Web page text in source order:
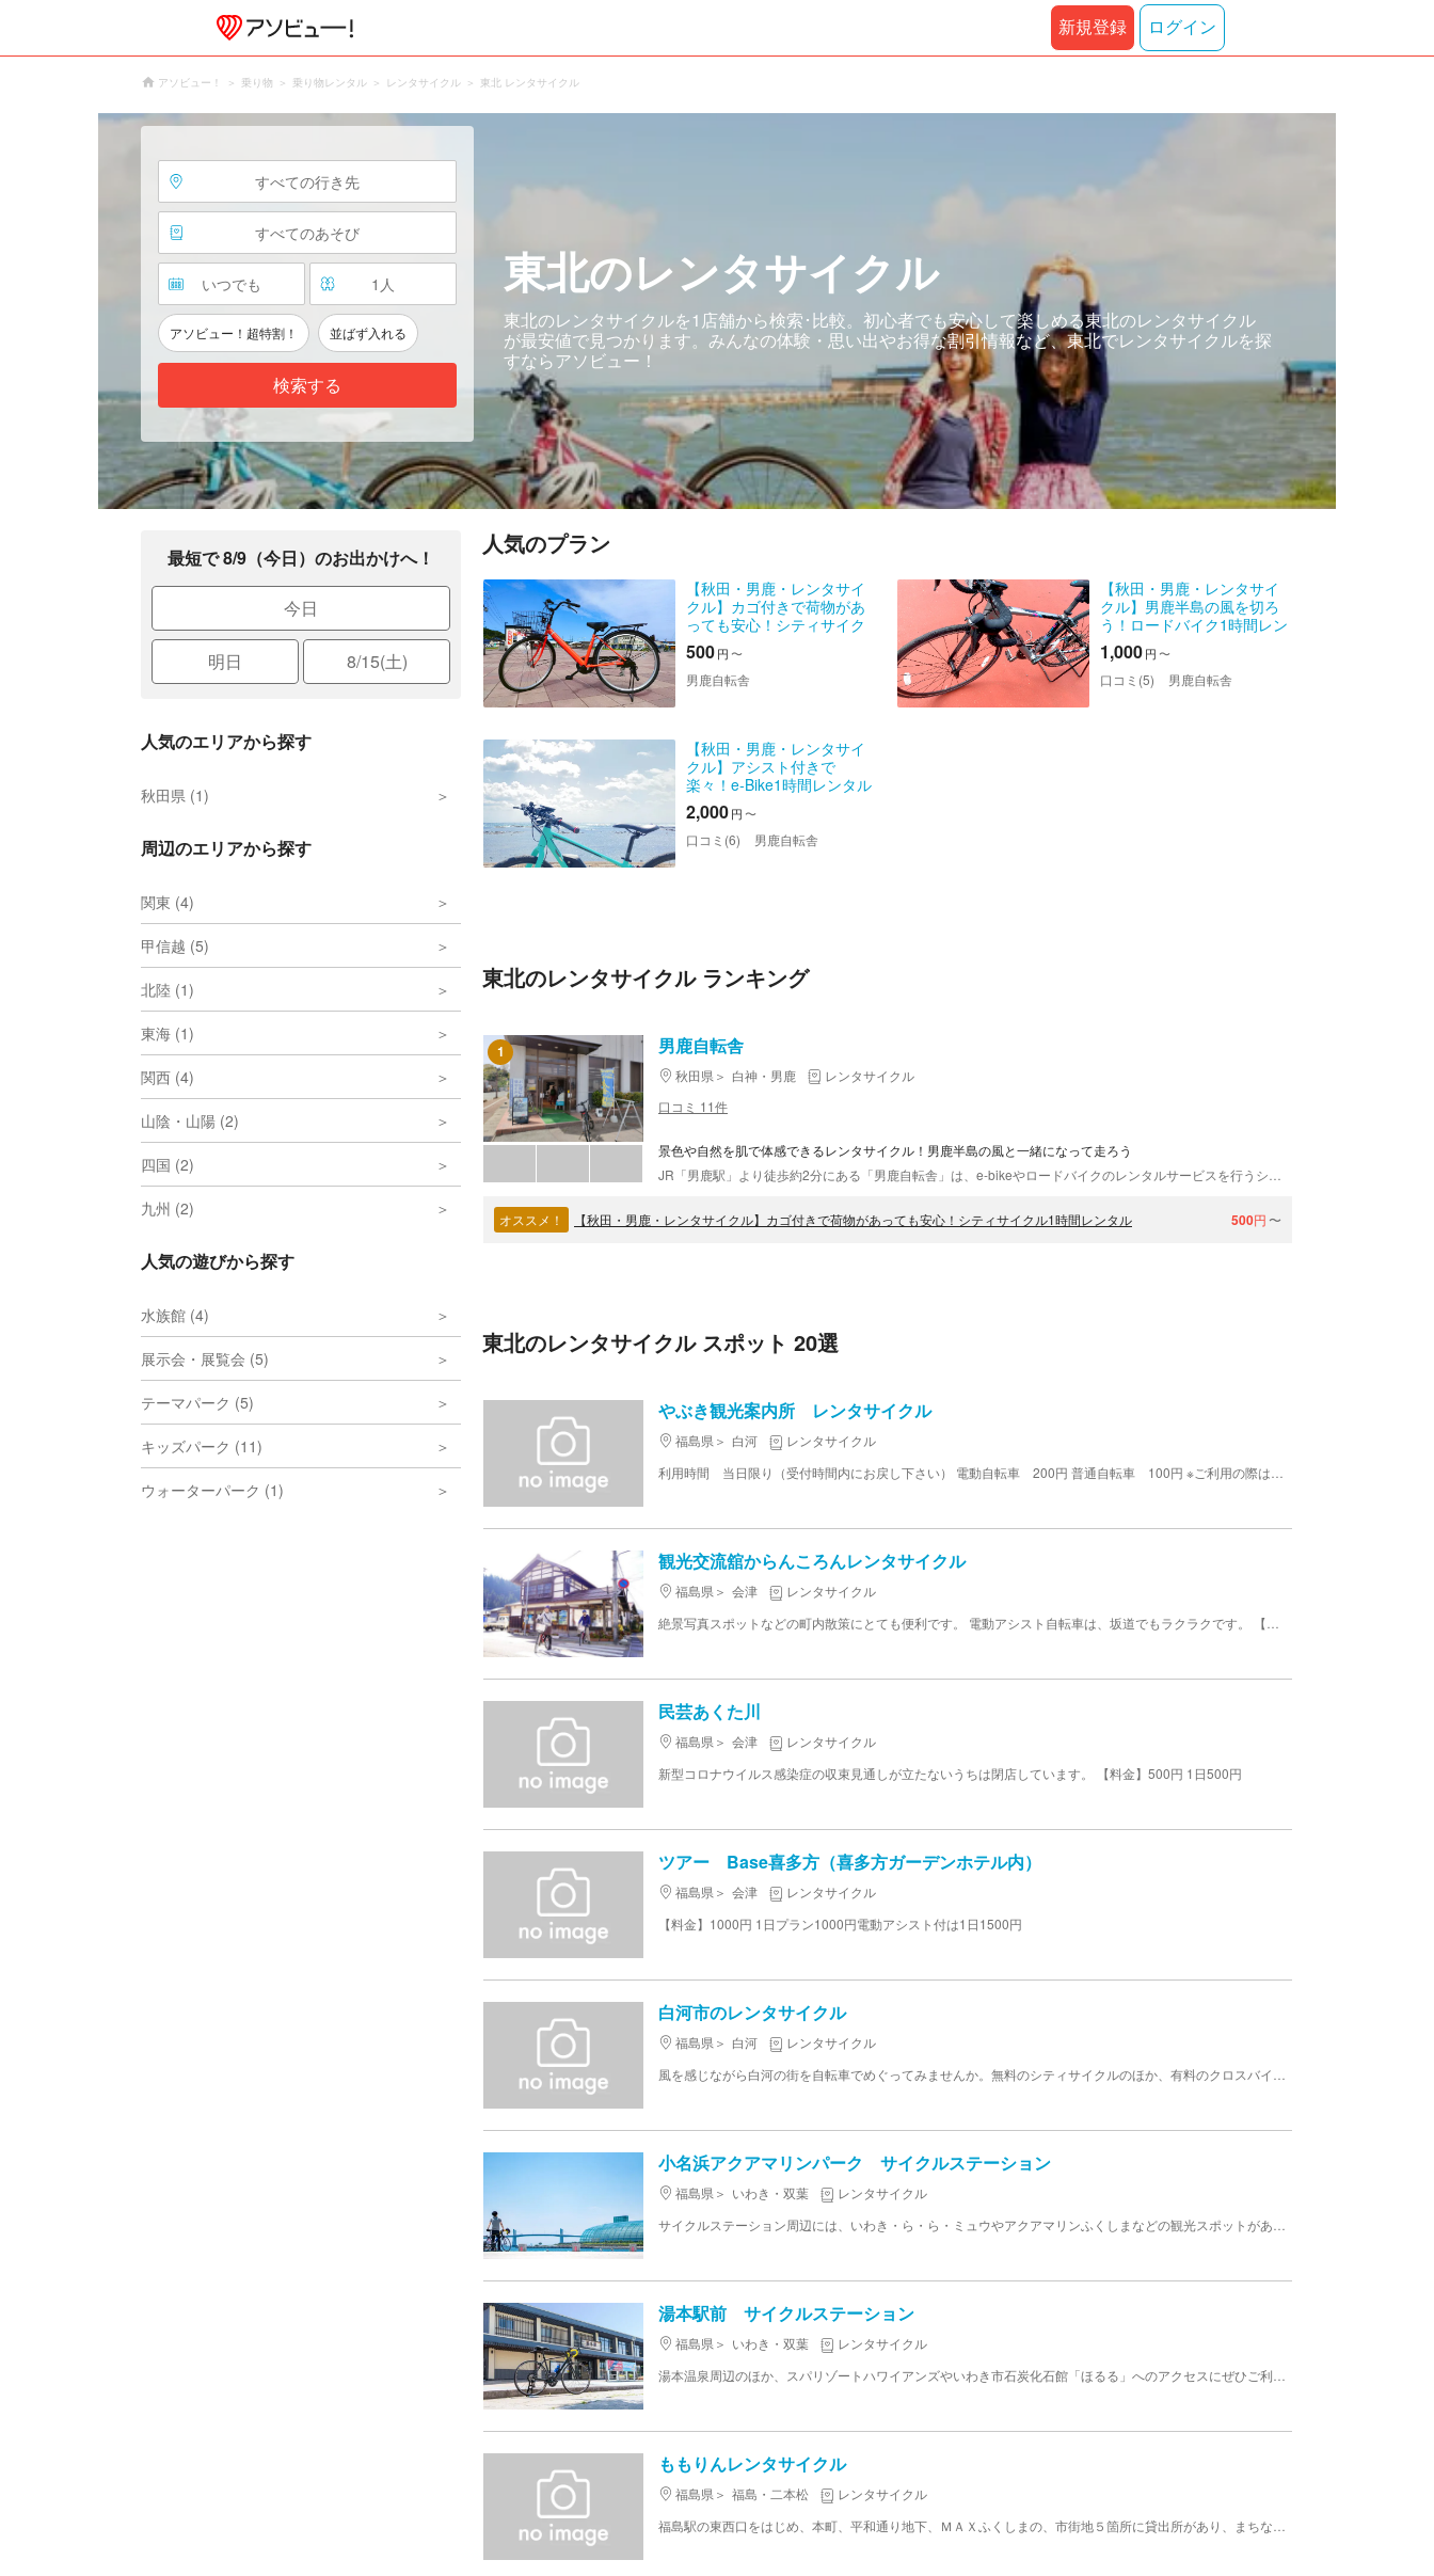
新規登録 ログイン
アソビュー！ 乗り物 乗り物レンタル レンタサイクル 東北 レンタサイクル
すべての行き先
すべてのあそび
いつでも 1 人
アソビュー！超特割！ 並ばず入れる
検索する
東北のレンタサイクル
東北のレンタサイクルを1店舗から検索･比較。初心者でも安心して楽しめる東北のレンタサイクル
が最安値で見つかります。みんなの体験・思い出やお得な割引情報など、東北でレンタサイクルを探
すならアソビュー！
最短で 8/9（今日）のお出かけへ！
今日
明日 8/15(土)
人気のエリアから探す
秋田県 (1)
周辺のエリアから探す
関東 (4)
甲信越 (5)
北陸 (1)
東海 (1)
関西 (4)
山陰・山陽 (2)
四国 (2)
九州 (2)
人気の遊びから探す
水族館 (4)
展示会・展覧会 (5)
テーマパーク (5)
キッズパーク (11)
ウォーターパーク (1)
人気のプラン
【秋田・男鹿・レンタサイ
クル】カゴ付きで荷物があ
っても安心！シティサイク
ル1時間レンタル
500円 〜
男鹿自転舎
【秋田・男鹿・レンタサイ
クル】男鹿半島の風を切ろ
う！ロードバイク1時間レン
タル
1,000円 〜
口コミ(5) 男鹿自転舎
【秋田・男鹿・レンタサイ
クル】アシスト付きで
楽々！e‐Bike1時間レンタル
2,000円 〜
口コミ(6) 男鹿自転舎
東北のレンタサイクル ランキング
1 男鹿自転舎
秋田県 白神・男鹿
レンタサイクル
口コミ 11件
景色や自然を肌で体感できるレンタサイクル！男鹿半島の風と一緒になって走ろう
オススメ！ 【秋田・男鹿・レンタサイクル】カゴ付きで荷物があっても安心！シティサイクル1時間レンタル 500円 〜
東北のレンタサイクル スポット 20選
やぶき観光案内所 レンタサイクル
福島県 白河
レンタサイクル
観光交流舘からんころんレンタサイクル
福島県 会津
レンタサイクル
民芸あくた川
福島県 会津
レンタサイクル
新型コロナウイルス感染症の収束見通しが立たないうちは閉店しています。 【料金】500円 1日500円
ツアー Base喜多方（喜多方ガーデンホテル内）
福島県 会津
レンタサイクル
【料金】1000円 1日プラン1000円電動アシスト付は1日1500円
白河市のレンタサイクル
福島県 白河
レンタサイクル
小名浜アクアマリンパーク サイクルステーション
福島県 いわき・双葉
レンタサイクル
湯本駅前 サイクルステーション
福島県 いわき・双葉
レンタサイクル
ももりんレンタサイクル
福島県 福島・二本松
レンタサイクル